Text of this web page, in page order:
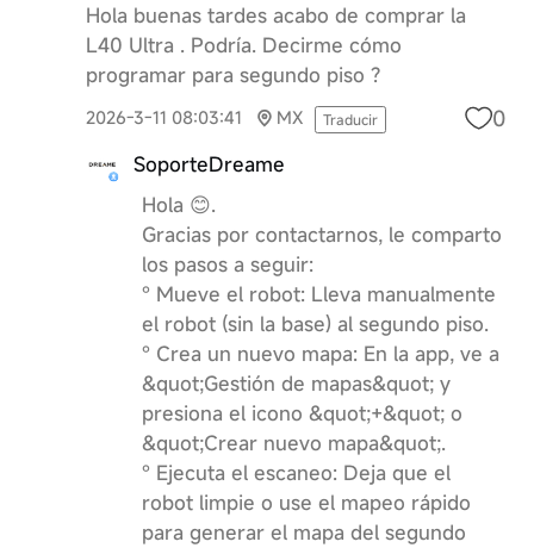
Hola buenas tardes acabo de comprar la
L40 Ultra . Podría. Decirme cómo
programar para segundo piso ?
2026-3-11 08:03:41 MX Traducir 0
SoporteDreame
Hola 😊.
Gracias por contactarnos, le comparto
los pasos a seguir:
° Mueve el robot: Lleva manualmente
el robot (sin la base) al segundo piso.
° Crea un nuevo mapa: En la app, ve a
&quot;Gestión de mapas&quot; y
presiona el icono &quot;+&quot; o
&quot;Crear nuevo mapa&quot;.
° Ejecuta el escaneo: Deja que el
robot limpie o use el mapeo rápido
para generar el mapa del segundo